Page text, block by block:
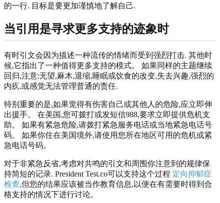
的一行. 目标是要更加谨慎地了解自己.
当引用是寻求更多支持的迹象时
有时引文会因为描述一种流传的情绪而受到强烈打击. 其他时
候,它指出了一种值得更多支持的模式。 如果同样的主题继续
回归,注意:无望,麻木,退缩,睡眠或饮食的改变,失去兴趣,强烈的
内疚,或感觉无法管理普通的责任.
特别重要的是,如果觉得有伤害自己或其他人的危险,应立即伸
出援手。 在美国,您可拨打或发短信988,要求立即提供危机支
助。 如果有紧急危险,请拨打紧急服务电话或当地紧急电话号
码。 如果你住在美国境外,请使用您所在地区可用的危机或紧
急电话号码。
对于非紧急反省,考虑对共鸣的引文和周围你注意到的规律保
持简短的记录. President Test.co可以支持这个过程 定向抑郁症
检查,但您的结果应该被当作教育信息,以便在有需要时得到合
格支持的情况下进行讨论。